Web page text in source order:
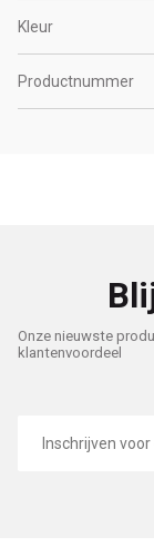
Kleur
Productnummer
Onze nieuwste
klantenvoordeel
mailadres